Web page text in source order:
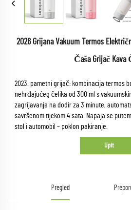
2026 Grijana Vakuum Termos
Čaša Grijač Kava
2023. pametni grijač: kombinacija termos
nehrđajućeg čelika od 300 ml s
zagrijavanje na dodir za 3 minute,
savršenom tijekom 4 sata. Napaja se
stol i automobil – poklon pakiranje.
Upit
Pregled